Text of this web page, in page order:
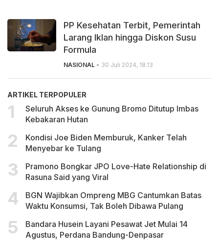
PP Kesehatan Terbit, Pemerintah
Larang Iklan hingga Diskon Susu
Formula
NASIONAL • 30 Juli 2024, 18.13
ARTIKEL TERPOPULER
Seluruh Akses ke Gunung Bromo Ditutup Imbas
Kebakaran Hutan
Kondisi Joe Biden Memburuk, Kanker Telah
Menyebar ke Tulang
Pramono Bongkar JPO Love-Hate Relationship di
Rasuna Said yang Viral
BGN Wajibkan Ompreng MBG Cantumkan Batas
Waktu Konsumsi, Tak Boleh Dibawa Pulang
Bandara Husein Layani Pesawat Jet Mulai 14
Agustus, Perdana Bandung-Denpasar